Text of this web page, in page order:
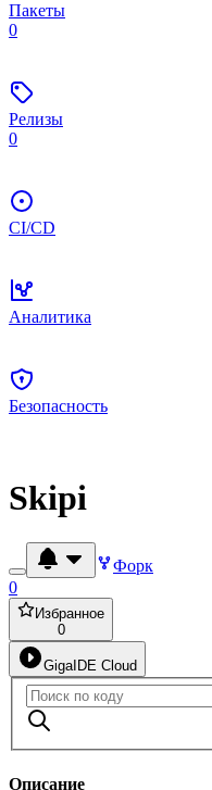
Пакеты
0
Релизы
0
CI/CD
Аналитика
Безопасность
Skipi
Форк
0
Избранное
0
GigaIDE Cloud
Описание